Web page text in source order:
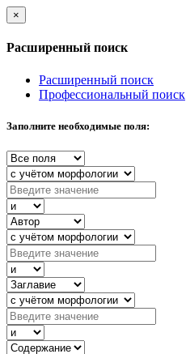
×
Расширенный поиск
Расширенный поиск
Профессиональный поиск
Заполните необходимые поля: